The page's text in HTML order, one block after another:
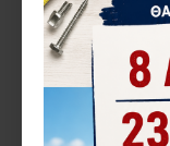
Βαθμολογία
CAPTCHA
Εισάγετε τον κωδικό
στο παρακάτω πεδίο